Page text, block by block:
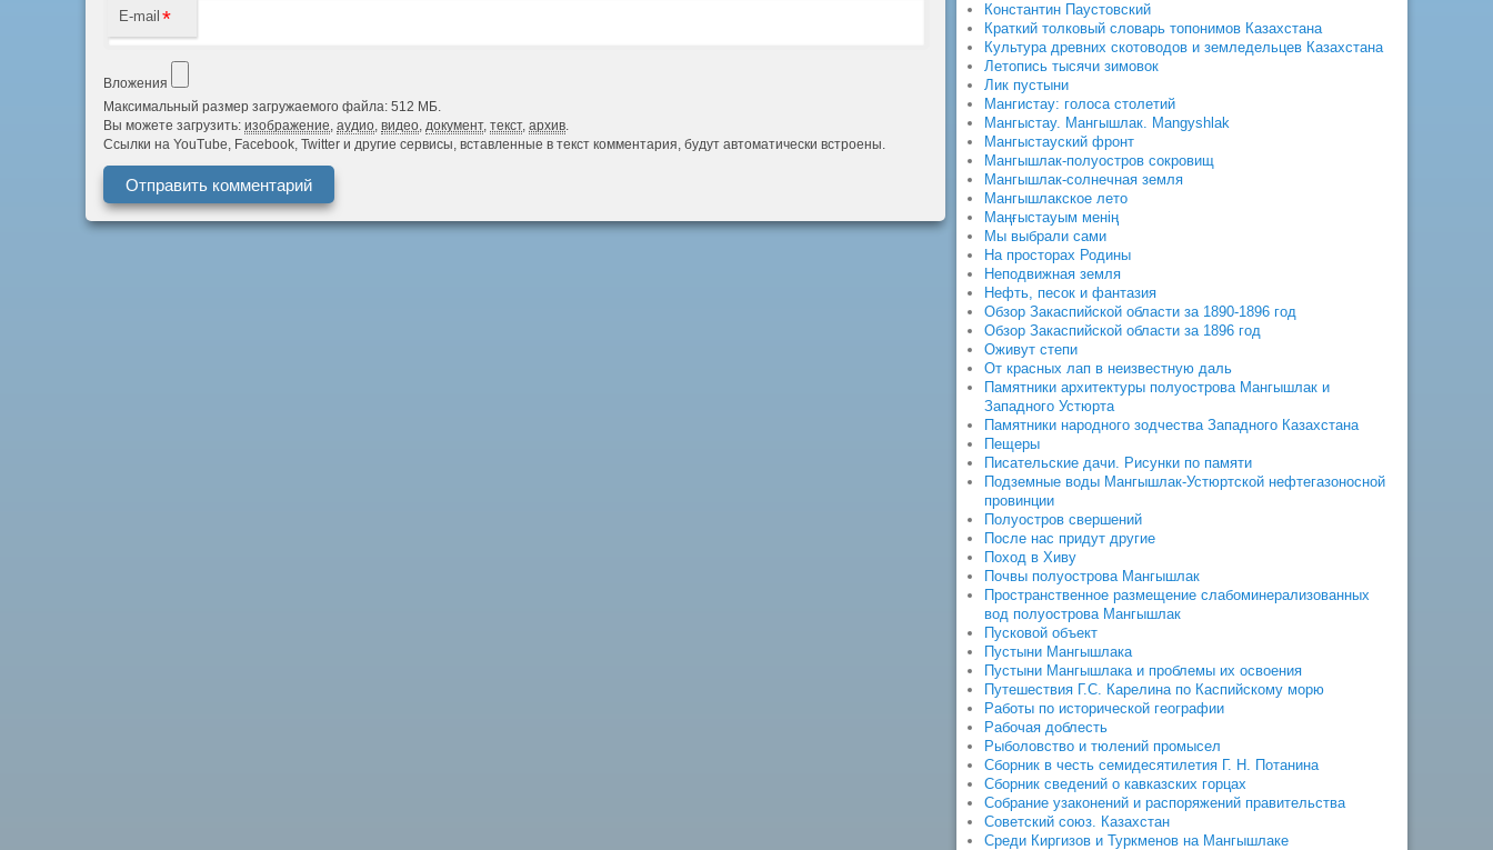
E-mail *
Вложения
Максимальный размер загружаемого файла: 512 МБ.
Вы можете загрузить: изображение, аудио, видео, документ, текст, архив.
Ссылки на YouTube, Facebook, Twitter и другие сервисы, вставленные в текст комментария, будут автоматически встроены.
Константин Паустовский
Краткий толковый словарь топонимов Казахстана
Культура древних скотоводов и земледельцев Казахстана
Летопись тысячи зимовок
Лик пустыни
Мангистау: голоса столетий
Мангыстау. Мангышлак. Mangyshlak
Мангыстауский фронт
Мангышлак-полуостров сокровищ
Мангышлак-солнечная земля
Мангышлакское лето
Маңғыстауым менің
Мы выбрали сами
На просторах Родины
Неподвижная земля
Нефть, песок и фантазия
Обзор Закаспийской области за 1890-1896 год
Обзор Закаспийской области за 1896 год
Оживут степи
От красных лап в неизвестную даль
Памятники архитектуры полуострова Мангышлак и
Западного Устюрта
Памятники народного зодчества Западного Казахстана
Пещеры
Писательские дачи. Рисунки по памяти
Подземные воды Мангышлак-Устюртской нефтегазоносной
провинции
Полуостров свершений
После нас придут другие
Поход в Хиву
Почвы полуострова Мангышлак
Пространственное размещение слабоминерализованных
вод полуострова Мангышлак
Пусковой объект
Пустыни Мангышлака
Пустыни Мангышлака и проблемы их освоения
Путешествия Г.С. Карелина по Каспийскому морю
Работы по исторической географии
Рабочая доблесть
Рыболовство и тюлений промысел
Сборник в честь семидесятилетия Г. Н. Потанина
Сборник сведений о кавказских горцах
Собрание узаконений и распоряжений правительства
Советский союз. Казахстан
Среди Киргизов и Туркменов на Мангышлаке